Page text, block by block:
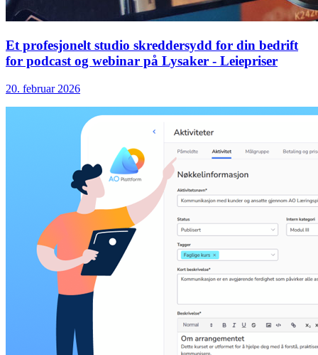
Et profesjonelt studio skreddersydd for din bedrift
for podcast og webinar på Lysaker - Leiepriser
20. februar 2026